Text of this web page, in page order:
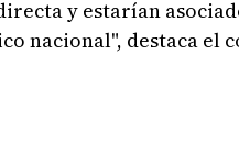
y estarían
nacional", destaca el